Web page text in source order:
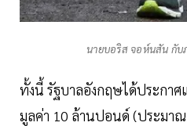
นายบอริส จอห์นสัน กับ
ทั้งนี้ รัฐบาลอังกฤษได้ประกาศ
มูลค่า 10 ล้านปอนด์ (ประมา